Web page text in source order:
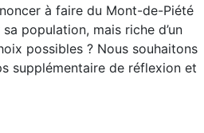
à faire du Mont-de-Piété
population, mais riche d’un
possibles ? Nous souhaitons
supplémentaire de réflexion et